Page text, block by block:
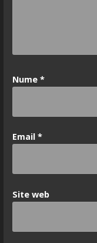
Nume *
Email *
Site web